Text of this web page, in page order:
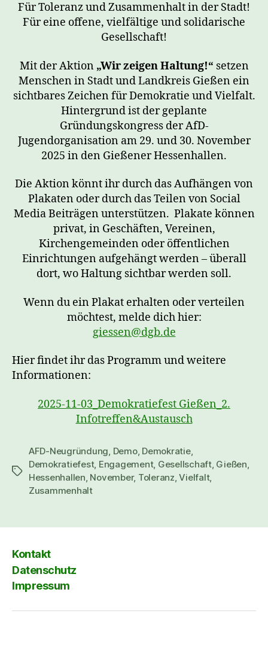
Für Toleranz und Zusammenhalt in der Stadt!
Für eine offene, vielfältige und solidarische
Gesellschaft!
Mit der Aktion „Wir zeigen Haltung!“ setzen
Menschen in Stadt und Landkreis Gießen ein
sichtbares Zeichen für Demokratie und Vielfalt.
Hintergrund ist der geplante
Gründungskongress der AfD-
Jugendorganisation am 29. und 30. November
2025 in den Gießener Hessenhallen.
Die Aktion könnt ihr durch das Aufhängen von
Plakaten oder durch das Teilen von Social
Media Beiträgen unterstützen. Plakate können
privat, in Geschäften, Vereinen,
Kirchengemeinden oder öffentlichen
Einrichtungen aufgehängt werden – überall
dort, wo Haltung sichtbar werden soll.
Wenn du ein Plakat erhalten oder verteilen
möchtest, melde dich hier:
giessen@dgb.de
Hier findet ihr das Programm und weitere
Informationen:
2025-11-03_Demokratiefest Gießen_2.
Infotreffen&Austausch
Schlagwörter
AFD-Neugründung Demo, Demokratie,
Demokratiefest, Engagement, Gesellschaft, Gießen
Hessenhallen November, Toleranz ,Vielfalt,
Zusammenhalt
Kontakt
Datenschutz
Impressum